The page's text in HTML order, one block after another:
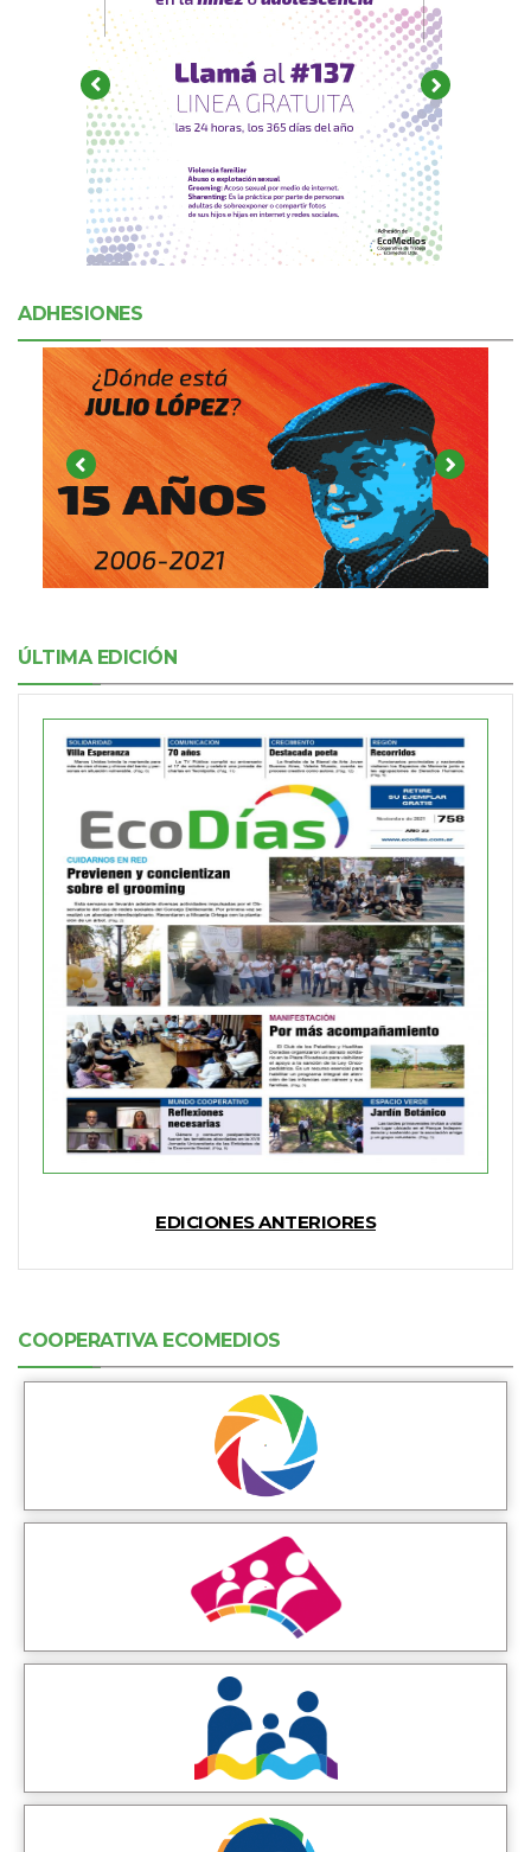
ADHESIONES
ÚLTIMA EDICIÓN
EDICIONES ANTERIORES
COOPERATIVA ECOMEDIOS